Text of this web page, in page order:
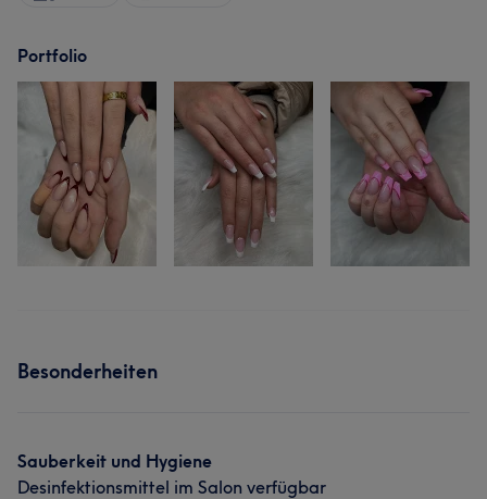
Portfolio
Besonderheiten
Sauberkeit und Hygiene
Desinfektionsmittel im Salon verfügbar